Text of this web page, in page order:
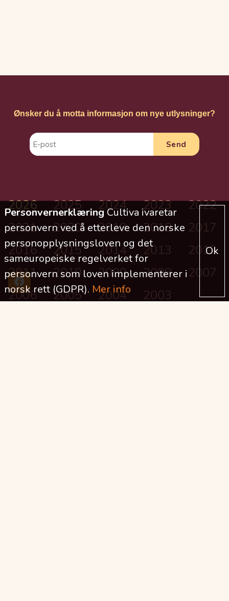
Ønsker du å motta informasjon om nye utlysninger?
2026 2025 2024 2023
2022
2021
2020 2019 2018
2017
2016
2015 2014 2013
2012
2011
2010 2009 2008
2007
2006
2005 2004 2003
PersonvernerklæringCultiva ivaretar
personvern ved å etterleve den norske
personopplysningsloven og det
sameuropeiske regelverket for
personvern som loven implementerer i
norsk rett (GDPR). Mer info
Ok